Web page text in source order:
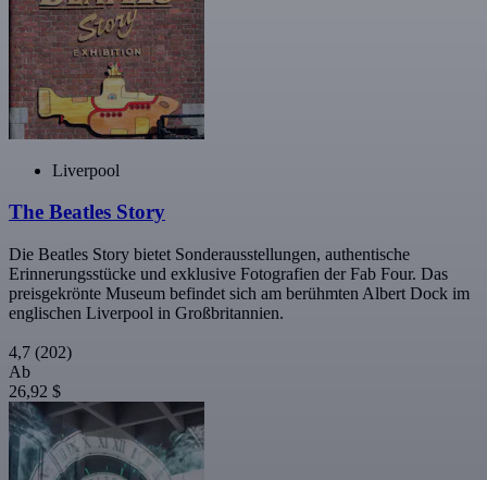
Liverpool
The Beatles Story
Die Beatles Story bietet Sonderausstellungen, authentische
Erinnerungsstücke und exklusive Fotografien der Fab Four. Das
preisgekrönte Museum befindet sich am berühmten Albert Dock im
englischen Liverpool in Großbritannien.
4,7 (202)
Ab
26,92 $